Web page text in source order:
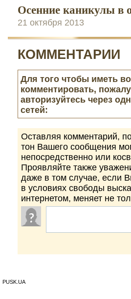
Осенние каникулы в
21 октября 2013
КОММЕНТАРИИ
Для того чтобы иметь
комментировать,
авторизуйтесь через
сетей:
Оставляя комментарий,
тон Вашего сообщения
непосредственно или
Проявляйте также
даже в том случае, если
в условиях свободы
интернетом, меняет не
PUSK.UA